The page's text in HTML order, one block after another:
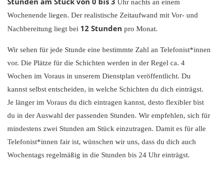
Uhr nachts an einem
Wochenende liegen. Der realistische Zeitaufwand mit Vor- und
Nachbereitung liegt bei 12 Stunden pro Monat.
Wir sehen für jede Stunde eine bestimmte Zahl an Telefonist*innen
vor. Die Plätze für die Schichten werden in der Regel ca. 4
Wochen im Voraus in unserem Dienstplan veröffentlicht. Du
kannst selbst entscheiden, in welche Schichten du dich einträgst.
Je länger im Voraus du dich eintragen kannst, desto flexibler bist
du in der Auswahl der passenden Stunden. Wir empfehlen, sich für
mindestens zwei Stunden am Stück einzutragen. Damit es für alle
Telefonist*innen fair ist, wünschen wir uns, dass du dich auch
Wochentags regelmäßig in die Stunden bis 24 Uhr einträgst.